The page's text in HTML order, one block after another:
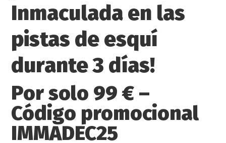
Inmaculada en las
pistas de esquí
durante 3 días!
Por solo 99 € –
Código promocional
IMMADEC25